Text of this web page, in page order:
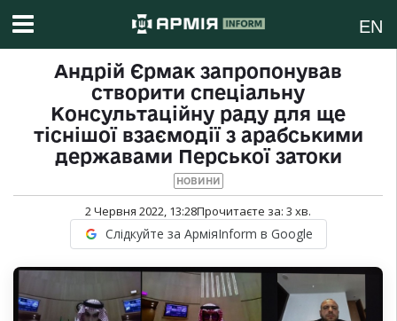
EN
Андрій Єрмак запропонував
створити спеціальну
Консультаційну раду для ще
тіснішої взаємодії з арабськими
державами Перської затоки
НОВИНИ
2 Червня 2022, 13:28Прочитаєте за: 3 хв.
Слідкуйте за АрміяInform в Google